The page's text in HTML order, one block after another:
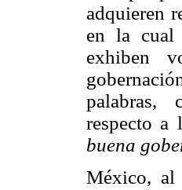
adquieren
en la cual
exhiben
palabras,
respecto a
buena
México, al